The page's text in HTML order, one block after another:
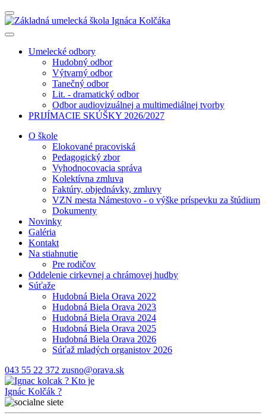
Umelecké odbory
Hudobný odbor
Výtvarný odbor
Tanečný odbor
Lit. - dramatický odbor
Odbor audiovizuálnej a multimediálnej tvorby
PRIJÍMACIE SKÚŠKY 2026/2027
O škole
Elokované pracoviská
Pedagogický zbor
Vyhodnocovacia správa
Kolektívna zmluva
Faktúry, objednávky, zmluvy
VZN mesta Námestovo - o výške príspevku za štúdium
Dokumenty
Novinky
Galéria
Kontakt
Na stiahnutie
Pre rodičov
Oddelenie cirkevnej a chrámovej hudby
Súťaže
Hudobná Biela Orava 2022
Hudobná Biela Orava 2023
Hudobná Biela Orava 2024
Hudobná Biela Orava 2025
Hudobná Biela Orava 2026
Súťaž mladých organistov 2026
043 55 22 372 zusno@orava.sk
? Kto je
Ignác Kolčák ?